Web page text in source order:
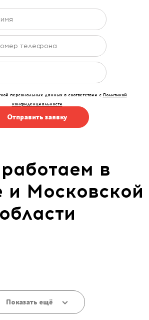
персональных данных в соответствии с Политикой
конфиденциальности
Отправить заявку
в
и Московской
области
Показать ещё